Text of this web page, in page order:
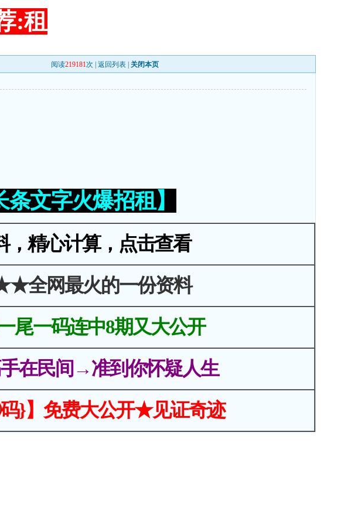
:租
阅读219181次 | 返回列表 关闭本页
条文字火爆招租】
，精心计算，点击查看
全网最火的一份资料
尾一码连中8期又大公开
在民间→准到你怀疑人生
}】免费大公开★见证奇迹